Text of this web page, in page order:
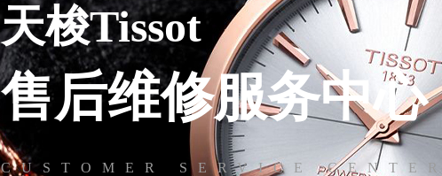
天梭Tissot
售后维修服务中心
CUSTOMER SERVICE CENTER